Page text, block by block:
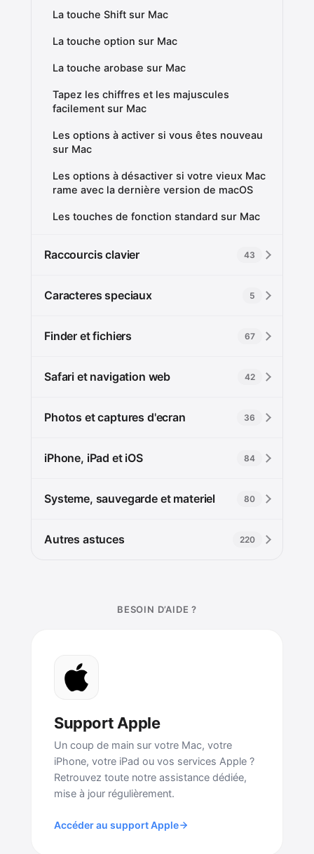
La touche Shift sur Mac
La touche option sur Mac
La touche arobase sur Mac
Tapez les chiffres et les majuscules
facilement sur Mac
Les options à activer si vous êtes nouveau
sur Mac
Les options à désactiver si votre vieux Mac
rame avec la dernière version de macOS
Les touches de fonction standard sur Mac
Raccourcis clavier 43
Caracteres speciaux 5
Finder et fichiers 67
Safari et navigation web 42
Photos et captures d'ecran 36
iPhone, iPad et iOS 84
Systeme, sauvegarde et materiel 80
Autres astuces 220
BESOIN D’AIDE ?
Support Apple
Un coup de main sur votre Mac, votre
iPhone, votre iPad ou vos services Apple ?
Retrouvez toute notre assistance dédiée,
mise à jour régulièrement.
Accéder au support Apple